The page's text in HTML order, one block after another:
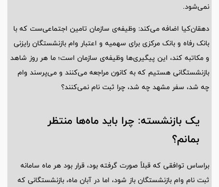
نمی‌شود.
دهقان‌کیا اضافه می‌کند: وظیفه‌ی سازمان تامین اجتماعی‌ست که با
بانک رفاه و بانک مرکزی برای سهمیه و اعتبار وام بازنشستگان رایزنی
و مکاتبه کند، این پیگیری‌ها وظیفه‌ی سازمان است؛ ما هر روز شاهد
بازنشستگانی هستیم که به کانون مراجعه می‌کنند و می‌پرسند وام
چه شد، سفر مشهد چه شد، چرا ثبت نام نمی‌کنند؟
یک بازنشسته: چرا باید ماه‌ها منتظر
بمانم؟
براساس توافقی که قبلاً صورت گرفته بود، قرار بود هر ماه سامانه
ثبت نام وام بازنشستگان باز شود، اما در آبان ماه، بازنشستگانی که